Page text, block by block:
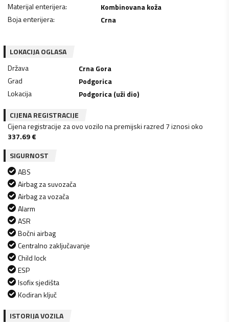
Materijal enterijera:
Kombinovana koža
Boja enterijera: Crna
LOKACIJA OGLASA
Država
Crna Gora
Grad
Podgorica
Lokacija
Podgorica (uži dio)
CIJENA REGISTRACIJE
Cijena registracije za ovo vozilo na premijski razred 7 iznosi oko
337.69€
SIGURNOST
ABS
Airbag za suvozača
Airbag za vozača
Alarm
ASR
Bočni airbag
Centralno zaključavanje
Child lock
ESP
Isofix sjedišta
Kodiran ključ
ISTORIJA VOZILA